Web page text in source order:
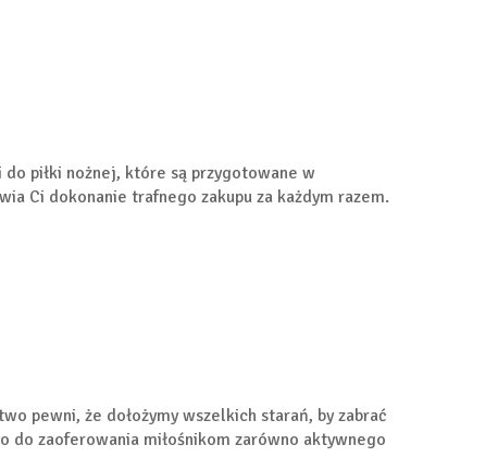
piłki nożnej, które są przygotowane w
Ci dokonanie trafnego zakupu za każdym razem.
pewni, że dołożymy wszelkich starań, by zabrać
do zaoferowania miłośnikom zarówno aktywnego